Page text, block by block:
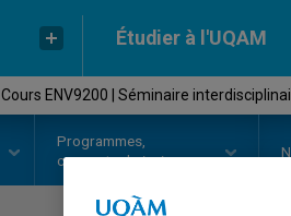
Étudier à l'UQAM
Cours ENV9200 | Séminaire
Programmes,
cours et admission